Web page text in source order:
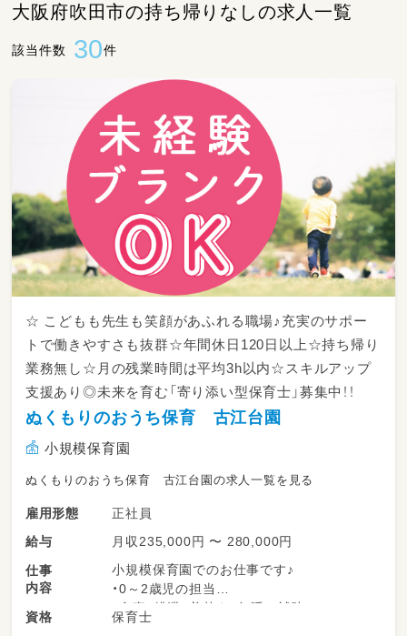
大阪府吹田市の持ち帰りなしの求人一覧
該当件数 30件
☆ こどもも先生も笑顔があふれる職場♪充実のサポー
トで働きやすさも抜群☆年間休日120日以上☆持ち帰り
業務無し☆月の残業時間は平均3h以内☆スキルアップ
支援あり◎未来を育む「寄り添い型保育士」募集中！！
ぬくもりのおうち保育 古江台園
小規模保育園
ぬくもりのおうち保育 古江台園の求人一覧を見る
雇用形態
正社員
給与
月収235,000円 〜 280,000円
仕事
内容
小規模保育園でのお仕事です♪
・0～2歳児の担当
・食事、排泄、着替え、午睡の補助
・園内の環境整備
資格
保育士